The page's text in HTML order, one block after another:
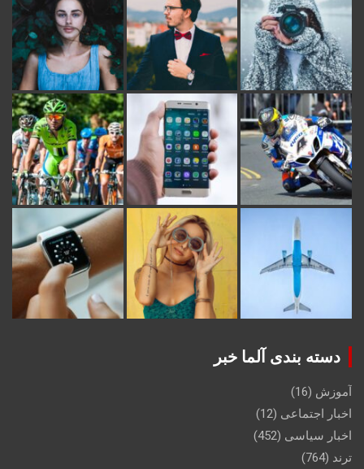
دسته بندی آلما خبر
آموزش (16)
اخبار اجتماعی (12)
اخبار سیاسی (452)
ترند (764)